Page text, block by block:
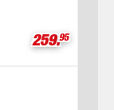
259.95